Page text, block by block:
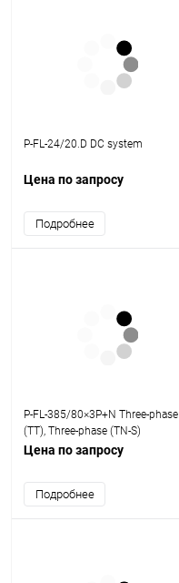
P-FL-24/20.D DC system
Цена по запросу
Подробнее
P-FL-385/80×3P+N Three-phase
(TT), Three-phase (TN-S)
Цена по запросу
Подробнее